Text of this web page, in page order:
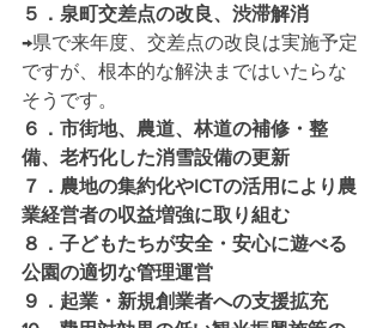
５．泉町交差点の改良、渋滞解消
→県で来年度、交差点の改良は実施予定
ですが、根本的な解決まではいたらな
そうです。
６．市街地、農道、林道の補修・整
備、老朽化した消雪設備の更新
７．農地の集約化やICTの活用により農
業経営者の収益増強に取り組む
８．子どもたちが安全・安心に遊べる
公園の適切な管理運営
９．起業・新規創業者への支援拡充